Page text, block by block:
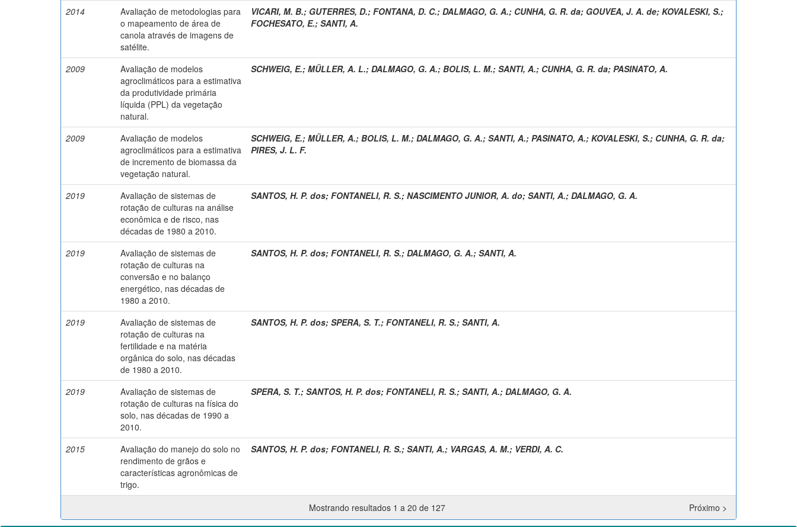
2014
Avaliação de metodologias para
o mapeamento de área de
canola através de imagens de
satélite.
VICARI, M. B.; GUTERRES, D.; FONTANA, D. C.; DALMAGO, G. A.; CUNHA, G. R. da; GOUVEA, J. A. de; KOVALESKI, S.;
FOCHESATO, E.; SANTI, A.
2009
Avaliação de modelos
agroclimáticos para a estimativa
da produtividade primária
líquida (PPL) da vegetação
natural.
SCHWEIG, E.; MÜLLER, A. L.; DALMAGO, G. A.; BOLIS, L. M.; SANTI, A.; CUNHA, G. R. da; PASINATO, A.
2009
Avaliação de modelos
agroclimáticos para a estimativa
de incremento de biomassa da
vegetação natural.
SCHWEIG, E.; MÜLLER, A.; BOLIS, L. M.; DALMAGO, G. A.; SANTI, A.; PASINATO, A.; KOVALESKI, S.; CUNHA, G. R. da;
PIRES, J. L. F.
2019
Avaliação de sistemas de
rotação de culturas na análise
econômica e de risco, nas
décadas de 1980 a 2010.
SANTOS, H. P. dos; FONTANELI, R. S.; NASCIMENTO JUNIOR, A. do; SANTI, A.; DALMAGO, G. A.
2019
Avaliação de sistemas de
rotação de culturas na
conversão e no balanço
energético, nas décadas de
1980 a 2010.
SANTOS, H. P. dos; FONTANELI, R. S.; DALMAGO, G. A.; SANTI, A.
2019
Avaliação de sistemas de
rotação de culturas na
fertilidade e na matéria
orgânica do solo, nas décadas
de 1980 a 2010.
SANTOS, H. P. dos; SPERA, S. T.; FONTANELI, R. S.; SANTI, A.
2019
Avaliação de sistemas de
rotação de culturas na física do
solo, nas décadas de 1990 a
2010.
SPERA, S. T.; SANTOS, H. P. dos; FONTANELI, R. S.; SANTI, A.; DALMAGO, G. A.
2015
Avaliação do manejo do solo no
rendimento de grãos e
características agronômicas de
trigo.
SANTOS, H. P. dos; FONTANELI, R. S.; SANTI, A.; VARGAS, A. M.; VERDI, A. C.
Mostrando resultados 1 a 20 de 127 Próximo >